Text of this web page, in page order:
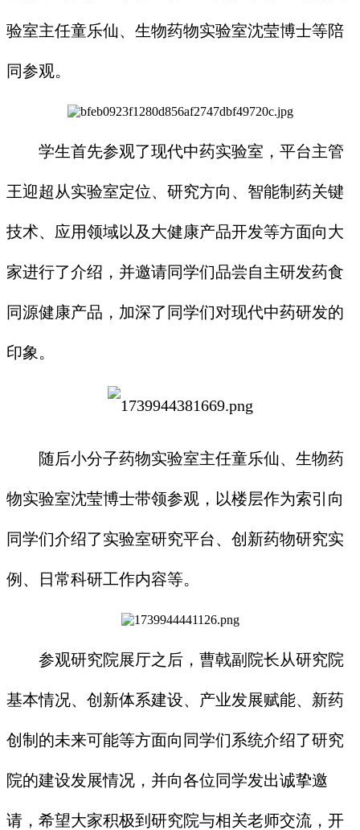
验室主任童乐仙、生物药物实验室沈莹博士等陪
同参观。
学生首先参观了现代中药实验室，平台主管
王迎超从实验室定位、研究方向、智能制药关键
技术、应用领域以及大健康产品开发等方面向大
家进行了介绍，并邀请同学们品尝自主研发药食
同源健康产品，加深了同学们对现代中药研发的
印象。
随后小分子药物实验室主任童乐仙、生物药
物实验室沈莹博士带领参观，以楼层作为索引向
同学们介绍了实验室研究平台、创新药物研究实
例、日常科研工作内容等。
参观研究院展厅之后，曹戟副院长从研究院
基本情况、创新体系建设、产业发展赋能、新药
创制的未来可能等方面向同学们系统介绍了研究
院的建设发展情况，并向各位同学发出诚挚邀
请，希望大家积极到研究院与相关老师交流，开